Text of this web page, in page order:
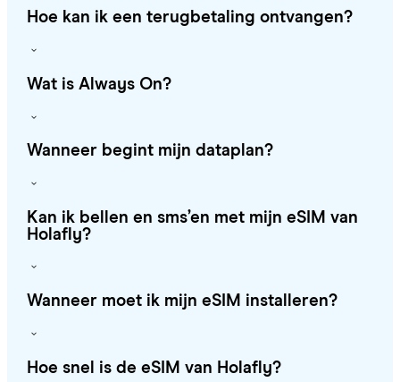
Hoe kan ik een terugbetaling ontvangen?
Wat is Always On?
Wanneer begint mijn dataplan?
Kan ik bellen en sms’en met mijn eSIM van
Holafly?
Wanneer moet ik mijn eSIM installeren?
Hoe snel is de eSIM van Holafly?